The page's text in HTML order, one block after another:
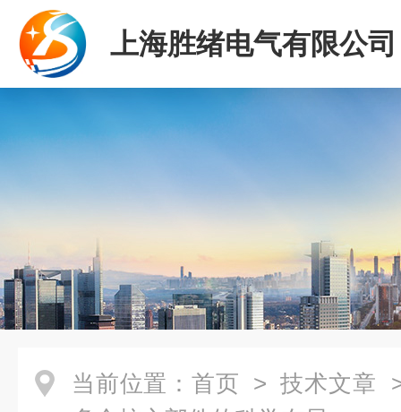
上海胜绪电气有限公司
当前位置： 首页 > 技术文章